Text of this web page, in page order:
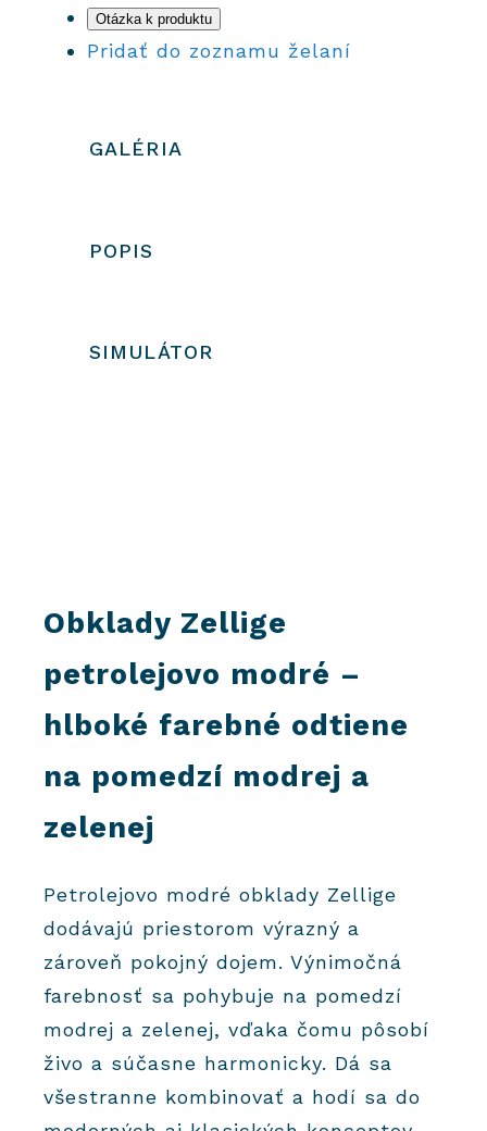
10x10
modrá
Otázka k produktu
Pridať do zoznamu želaní
GALÉRIA
POPIS
SIMULÁTOR
Obklady Zellige
petrolejovo modré –
hlboké farebné odtiene
na pomedzí modrej a
zelenej
Petrolejovo modré obklady Zellige
dodávajú priestorom výrazný a
zároveň pokojný dojem. Výnimočná
farebnosť sa pohybuje na pomedzí
modrej a zelenej, vďaka čomu pôsobí
živo a súčasne harmonicky. Dá sa
všestranne kombinovať a hodí sa do